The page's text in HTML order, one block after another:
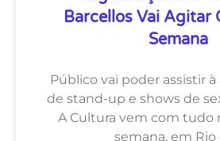
Barcellos Vai Agitar
Semana
Público vai poder assistir
de stand-up e shows de
A Cultura vem com tudo
semana, em Rio